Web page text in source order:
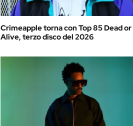
Crimeapple torna con Top 85 Dead or
Alive, terzo disco del 2026